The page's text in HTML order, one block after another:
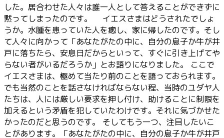
した。居合わせた人々は誰一人として答えることができずに
黙ってしまったのです。 イエスさまはどうされたでしょ
うか。水腫を患っていた人を癒し、家に帰したのです。そし
て人々に向かって「あなたがたの中に、自分の息子か牛が井
戸に落ちたら、安息日だからといって、すぐに引き上げてや
らない者がいるだろうか」とお語りになりました。 ここで
イエスさまは、極めて当たり前のことを語っておられます。
でも当然のことを話さなければならない程、当時のユダヤ人
たちは、人には厳しい要求を押し付け、助けることに制限を
加えるという矛盾を犯していたわけです。それに気づかせた
かったのだと思うのです。 そしてもう一つ、注目したいこ
とがあります。「あなたがたの中に、自分の息子か牛が井戸